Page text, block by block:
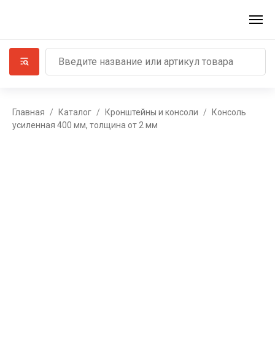
Главная Каталог Кронштейны и консоли
Консоль
усиленная 400 мм, толщина от 2 мм